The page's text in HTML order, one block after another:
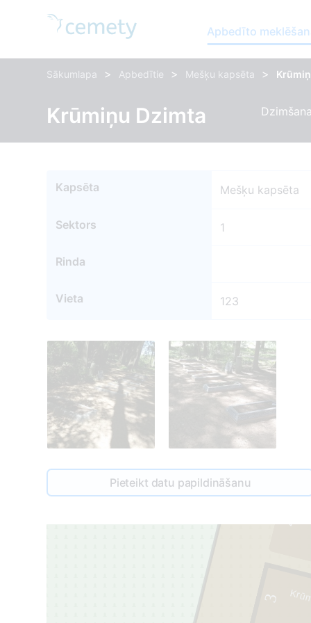
Apbedīto
Sākumlapa > Apbedītie > Mešķu kapsēta >
Krūmiņu Dzimta
Kapsēta Mešķu kapsēta
Sektors 1
Rinda
Vieta 123
Pieteikt datu papildināšanu
123
3
4